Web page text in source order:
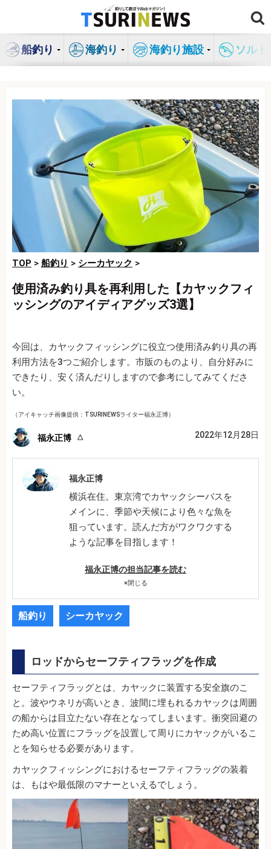
ン
船釣り 海釣り 海釣り施設 ソル
TOP > 船釣り > シーカヤック >
使用済み釣り具を再利用した【カヤックフィ
ッシングのアイディアグッズ3選】
今回は、カヤックフィッシングに役立つ使用済み釣り具の再
利用方法を3つご紹介します。市販のものより、自分好みに
できたり、安く済んだりしますので参考にしてみてくださ
い。
（アイキャッチ画像提供：TSURINEWSライター福永正博）
福永正博 2022年12月28日
福永正博
横浜在住。東京湾でカヤックシーバスを
メインに、季節や天候により色々な魚を
狙っています。読んだ方がワクワクする
ような記事を目指します！
福永正博の担当記事を読む
×閉じる
船釣り シーカヤック
ロッドからセーフティフラッグを作成
セーフティフラッグとは、カヤックに装置する安全旗のこ
と。波やウネリが高いとき、波間に埋もれるカヤックは周囲
の船からは目立たない存在となってしまいます。衝突回避の
ため高い位置にフラッグを設置して周りにカヤックがいるこ
とを知らせる必要があります。
カヤックフィッシングにおけるセーフティフラッグの装着
は、もはや最低限のマナーといえるでしょう。